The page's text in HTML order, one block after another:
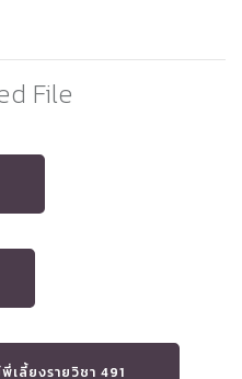
File
เลี้ยงรายวิชา 491